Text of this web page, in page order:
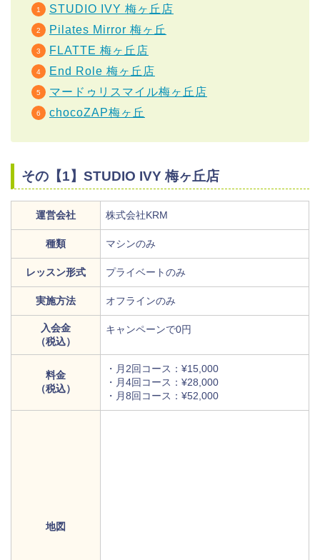
STUDIO IVY 梅ヶ丘店
Pilates Mirror 梅ヶ丘
FLATTE 梅ヶ丘店
End Role 梅ヶ丘店
マードゥリスマイル梅ヶ丘店
chocoZAP梅ヶ丘
その【1】STUDIO IVY 梅ヶ丘店
運営会社 株式会社KRM
種類 マシンのみ
レッスン形式 プライベートのみ
実施方法 オフラインのみ
入会金
（税込）
キャンペーンで0円
料金
（税込）
・月2回コース：¥15,000
・月4回コース：¥28,000
・月8回コース：¥52,000
地図